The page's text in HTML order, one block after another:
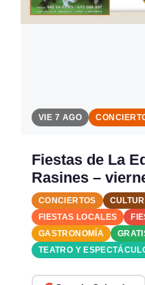
VIE 7 AGO
Fiestas de La
Rasines –
CONCIERTOS
FIESTAS LOCALES
GASTRONOMÍA
TEATRO Y